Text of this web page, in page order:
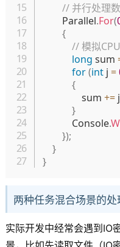
// 并行处理
        Parallel
.For(
{
// 模拟
long sum
for(int j =
{
                sum
+= j
}
            Console
.
});
}
}
两种任务混合场景的处
实际开发中经常会遇到IO